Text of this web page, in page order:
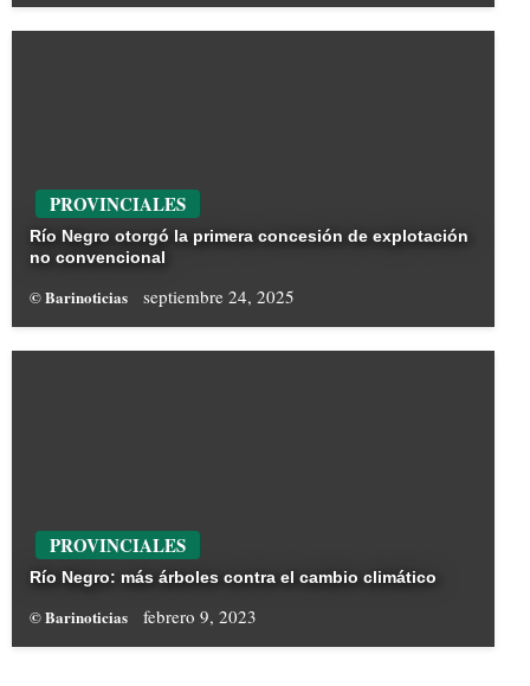
PROVINCIALES
Río Negro otorgó la primera concesión de explotación
no convencional
© Barinoticias septiembre 24, 2025
PROVINCIALES
Río Negro: más árboles contra el cambio climático
© Barinoticias febrero 9, 2023